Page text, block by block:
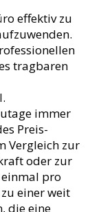
effektiv zu
tragbaren
immer
Preis-
Vergleich zur
oder zur
pro
einer weit
die eine